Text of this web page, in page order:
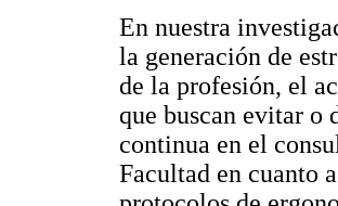
En nuestra
la generación de
de la profesión, el
que buscan evitar o
continua en el
Facultad en cuanto